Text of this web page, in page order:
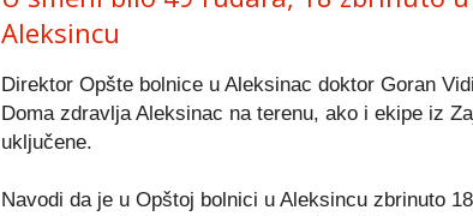
Aleksincu
Direktor Opšte bolnice u Aleksinac doktor Goran
Doma zdravlja Aleksinac na terenu, ako i ekipe iz
uključene.
Navodi da je u Opštoj bolnici u Aleksincu zbrinuto